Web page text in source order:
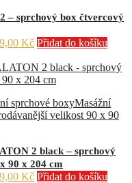
– sprchový box čtvercový
KčAktuální
je:
11
Přidat do košíku
sprchové boxyMasážní
velikost 90 x 90
2 black – sprchový
90 x 204 cm
KčAktuální
Přidat do košíku